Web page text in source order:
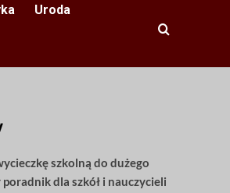
Uroda
szkolną do dużego
dla szkół i nauczycieli